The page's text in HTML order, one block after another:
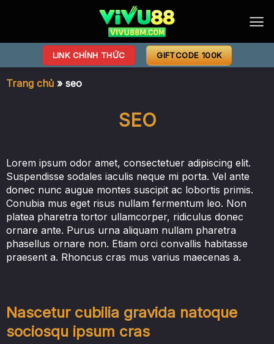
LINK CHÍNH THỨC GIFTCODE 100K
Trang chủ» seo
SEO
Lorem ipsum odor amet, consectetuer adipiscing elit.
Suspendisse sodales iaculis neque mi porta. Vel ante
donec nunc augue montes suscipit ac lobortis primis.
Conubia mus eget risus nullam fermentum leo. Non
platea pharetra tortor ullamcorper, ridiculus donec
ornare ante. Purus urna aliquam nullam pharetra
phasellus ornare non. Etiam orci convallis habitasse
praesent a. Rhoncus cras mus varius maecenas a.
Nascetur cubilia gravida natoque
sociosqu ipsum cras